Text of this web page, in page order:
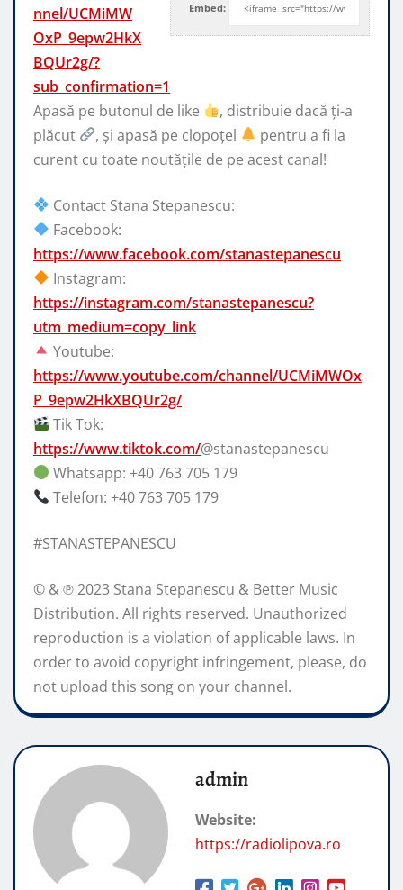
Embed:
nnel/UCMiMW
OxP_9epw2HkX
BQUr2g/?
sub_confirmation=1
Apasă pe butonul de like
, distribuie dacă ți-a
plăcut
, șiapasă pe clopoțel
pentru a fi la
curent cu toate noutățile de pe acest canal!
Contact Stana Stepanescu:
Facebook:
https://www.facebook.com/stanastepanescu
Instagram:
https://instagram.com/stanastepanescu?
utm_medium=copy_link
Youtube:
https://www.youtube.com/channel/UCMiMWOx
P_9epw2HkXBQUr2g/
Tik Tok:
https://www.tiktok.com/@stanastepanescu
Whatsapp: +40 763 705 179
Telefon: +40 763 705 179
#STANASTEPANESCU
© & ℗ 2023 Stana Stepanescu & Better Music
Distribution. All rights reserved. Unauthorized
reproduction is a violation of applicable laws. In
order to avoid copyright infringement, please, do
not upload this song on your channel.
admin
Website:
https://radiolipova.ro